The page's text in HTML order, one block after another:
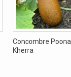
Concombre Poona
Kherra